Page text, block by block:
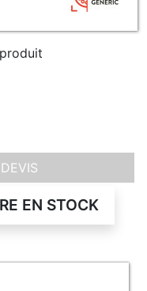
EN STOCK